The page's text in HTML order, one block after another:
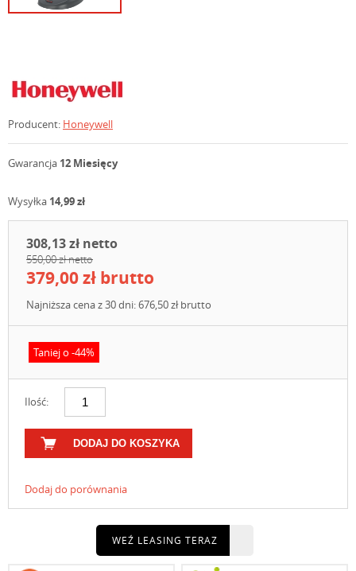
Producent: Honeywell
Gwarancja 12 Miesięcy
Wysyłka 14,99 zł
308,13 zł netto
550,00 zł netto
379,00 zł brutto
Najniższa cena z 30 dni: 676,50 zł brutto
Taniej o -44%
Ilość:
DODAJ DO KOSZYKA
Dodaj do porównania
WEŹ LEASING TERAZ